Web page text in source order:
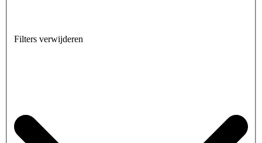
Filters verwijderen